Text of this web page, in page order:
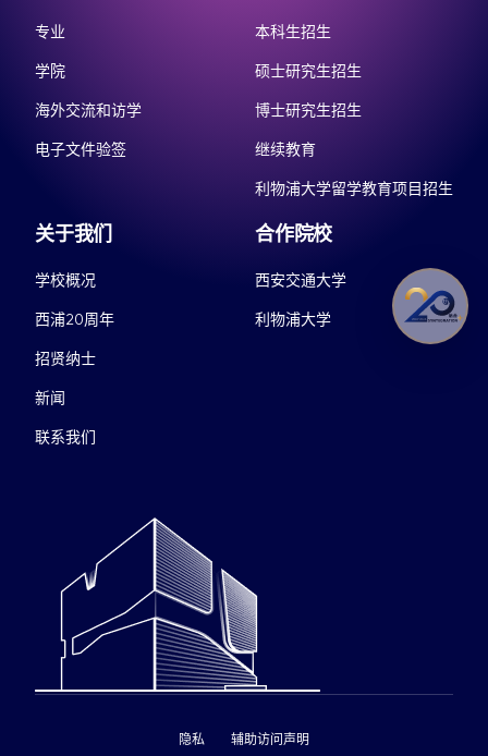
专业
学院
海外交流和访学
电子文件验签
本科生招生
硕士研究生招生
博士研究生招生
继续教育
利物浦大学留学教育项目招生
关于我们
学校概况
西浦20周年
招贤纳士
新闻
联系我们
合作院校
西安交通大学
利物浦大学
隐私 辅助访问声明